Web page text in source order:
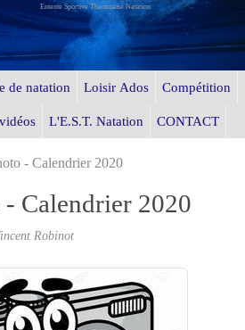
Entente Sportive Thaonnaise Natation
de natation Loisir Ados Compétition
L'E.S.T. Natation CONTACT
- Calendrier 2020
- Calendrier 2020
Robinot